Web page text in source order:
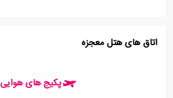
اتاق های هتل معجزه
پکیج های هوایی